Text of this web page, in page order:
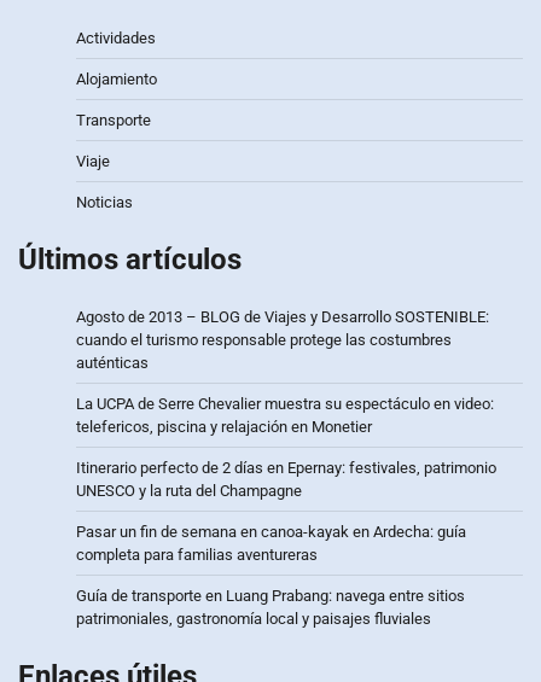
Actividades
Alojamiento
Transporte
Viaje
Noticias
Últimos artículos
Agosto de 2013 – BLOG de Viajes y Desarrollo SOSTENIBLE:
cuando el turismo responsable protege las costumbres
auténticas
La UCPA de Serre Chevalier muestra su espectáculo en video:
telefericos, piscina y relajación en Monetier
Itinerario perfecto de 2 días en Epernay: festivales, patrimonio
UNESCO y la ruta del Champagne
Pasar un fin de semana en canoa-kayak en Ardecha: guía
completa para familias aventureras
Guía de transporte en Luang Prabang: navega entre sitios
patrimoniales, gastronomía local y paisajes fluviales